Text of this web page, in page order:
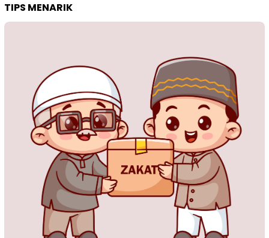
TIPS MENARIK